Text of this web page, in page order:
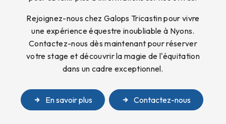
Rejoignez-nous chez Galops Tricastin pour vivre
une expérience équestre inoubliable à Nyons.
Contactez-nous dès maintenant pour réserver
votre stage et découvrir la magie de l'équitation
dans un cadre exceptionnel.
En savoir plus Contactez-nous